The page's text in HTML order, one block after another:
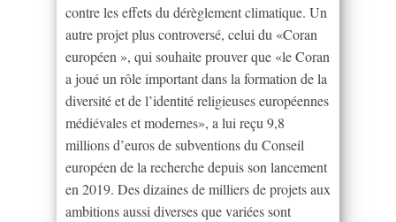
contre les effets du dérèglement climatique. Un
autre projet plus controversé, celui du «Coran
européen », qui souhaite prouver que «le Coran
a joué un rôle important dans la formation de la
diversité et de l’identité religieuses européennes
médiévales et modernes», a lui reçu 9,8
millions d’euros de subventions du Conseil
européen de la recherche depuis son lancement
en 2019. Des dizaines de milliers de projets aux
ambitions aussi diverses que variées sont